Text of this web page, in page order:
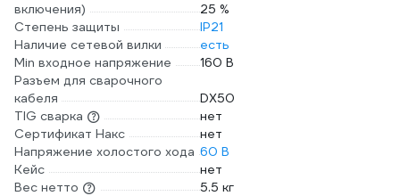
включения)
25 %
Степень защиты
IP21
Наличие сетевой вилки
есть
Min входное напряжение
160 В
Разъем для сварочного
кабеля
DX50
TIG сварка
нет
Сертификат Накс
нет
Напряжение холостого хода 60 В
Кейс
нет
Вес нетто
5.5 кг